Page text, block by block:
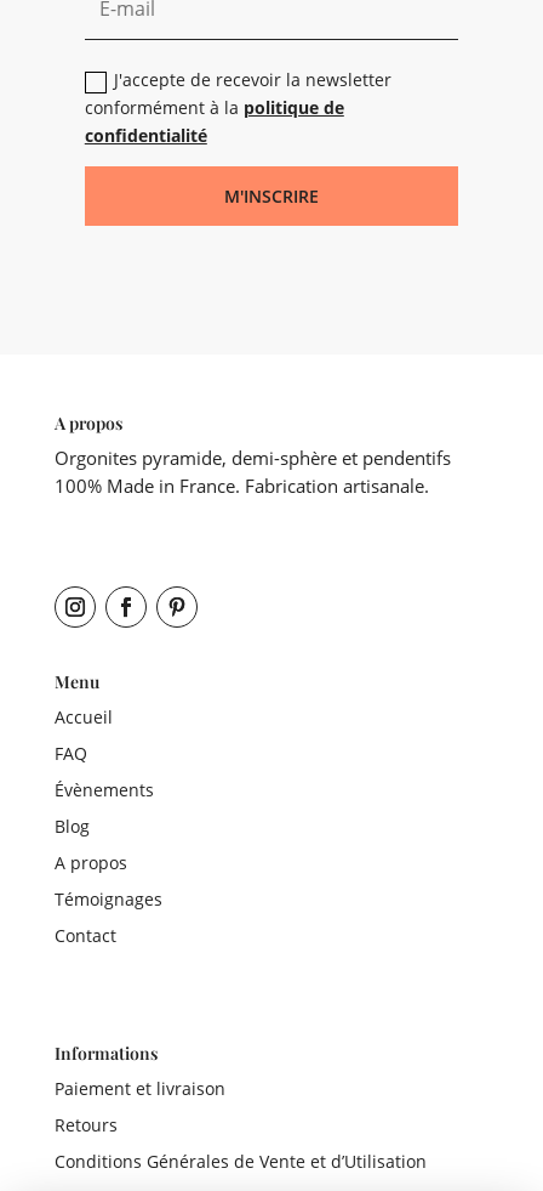
J'accepte de recevoir la newsletter
conformément à la politique de
confidentialité
M'INSCRIRE
A propos
Orgonites pyramide, demi-sphère et pendentifs
100% Made in France. Fabrication artisanale.
Menu
Accueil
FAQ
Évènements
Blog
A propos
Témoignages
Contact
Informations
Paiement et livraison
Retours
Conditions Générales de Vente et d’Utilisation